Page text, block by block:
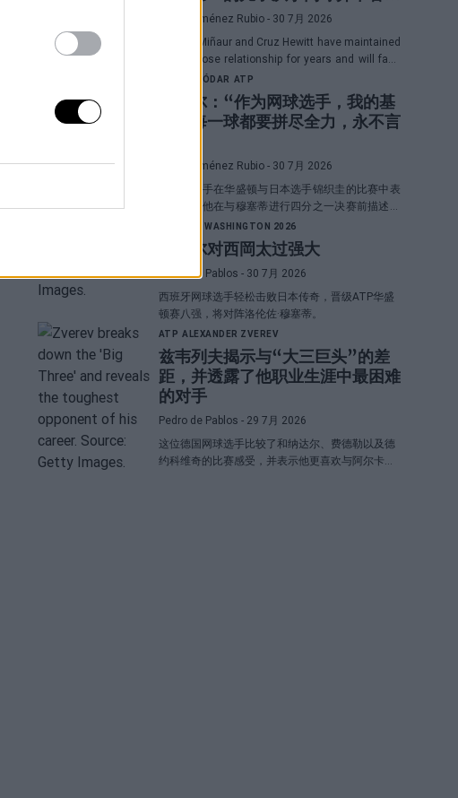
Diego Jiménez Rubio- 30 7月 2026
Álex de Miñaur and Cruz Hewitt have maintained
a very close relationship for years and will face
each other in Washington in a duel that
promises great emotions.
RAFAEL JÓDAR ATP
洛达尔：“作为网球选手，我的基
因是每一球都要拼尽全力，永不言
Diego Jiménez Rubio- 30 7月 2026
西班牙选手在华盛顿与日本选手锦织圭的比赛中表
现出色，他在与穆塞蒂进行四分之一决赛前描述了
自己的一项伟大优势。
ATP WASHINGTON 2026
霍达尔对西岡太过强大
Pedro de Pablos - 30 7月 2026
西班牙网球选手轻松击败日本传奇，晋级ATP华盛
顿赛八强，将对阵洛伦佐·穆塞蒂。
ATP ALEXANDER ZVEREV
兹韦列夫揭示与“大三巨头”的差
距，并透露了他职业生涯中最困难
的对手
Pedro de Pablos - 29 7月 2026
这位德国网球选手比较了和纳达尔、费德勒以及德
约科维奇的比赛感受，并表示他更喜欢与阿尔卡拉